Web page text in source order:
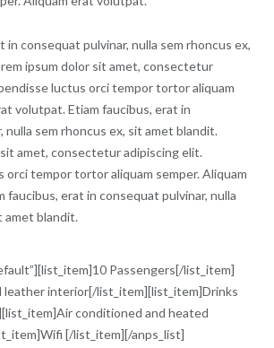
in consequat pulvinar, nulla sem rhoncus ex,
ipsum dolor sit amet, consectetur
luctus orci tempor tortor aliquam
volutpat. Etiam faucibus, erat in
nulla sem rhoncus ex, sit amet blandit.
amet, consectetur adipiscing elit.
orci tempor tortor aliquam semper. Aliquam
faucibus, erat in consequat pulvinar, nulla
amet blandit.
Passengers[/list_item]
leather interior[/list_item][list_item]Drinks
conditioned and heated
[/list_item][/anps_list]